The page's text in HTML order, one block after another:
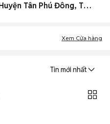
0 Zte Nibia Red Magic 3 cũ Huyện Tân Phú Đông, Tiền Giang đẹp
Xem Cửa hàng
Tin mới nhất